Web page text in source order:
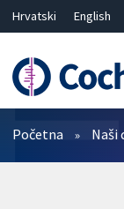
Hrvatski English
繁體中文
简体中
Prečistači
Početna Naši